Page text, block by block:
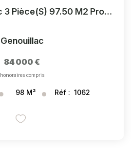
Maison Genouillac 3 Pièce(s) 97.50 M2 Proche Des Commerces.
Genouillac
84 000 €
honoraires compris
98 M² Réf : 1062